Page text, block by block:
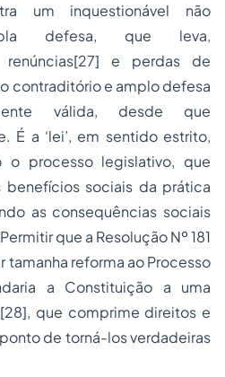
um inquestionável não
defesa, que leva,
renúncias[27] e perdas de
contraditório e amplo defesa
válida, desde que
É a ‘lei’, em sentido estrito,
o processo legislativo, que
sociais da prática
as consequências sociais
que a Resolução Nº 181
tamanha reforma ao Processo
a Constituição a uma
que comprime direitos e
de torná-los verdadeiras